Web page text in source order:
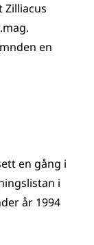
en
en gång i
i
år 1994